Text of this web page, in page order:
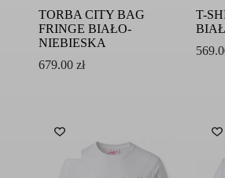
TORBA CITY BAG
FRINGE BIAŁO-
NIEBIESKA
679.00 zł
T-